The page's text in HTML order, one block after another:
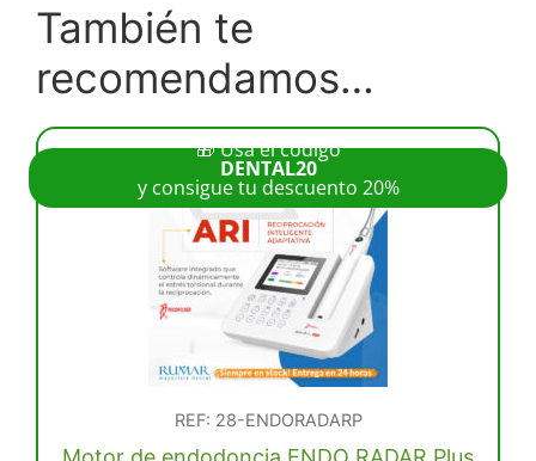
También te
recomendamos…
🎁 Usa el código
DENTAL20
y consigue tu descuento 20%
REF: 28-ENDORADARP